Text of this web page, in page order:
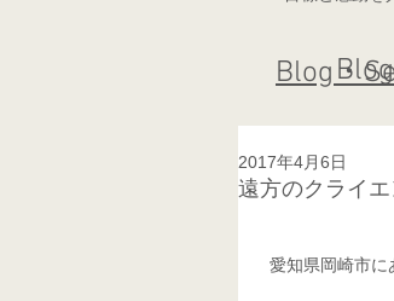
Blog
Blog・
遠方のクライ
2017年4月6日
愛知県岡崎市